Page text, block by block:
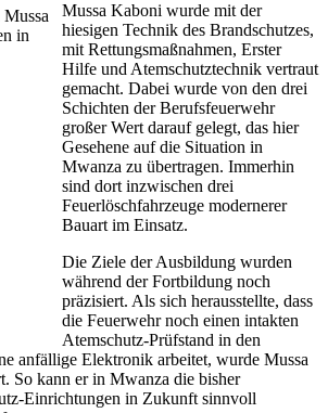
Mussa Kaboni wurde mit der
hiesigen Technik des Brandschutzes,
mit Rettungsmaßnahmen, Erster
Hilfe und Atemschutztechnik vertraut
gemacht. Dabei wurde von den drei
Schichten der Berufsfeuerwehr
großer Wert darauf gelegt, das hier
Gesehene auf die Situation in
Mwanza zu übertragen. Immerhin
sind dort inzwischen drei
Feuerlöschfahrzeuge modernerer
Bauart im Einsatz.
Die Ziele der Ausbildung wurden
während der Fortbildung noch
präzisiert. Als sich herausstellte, dass
die Feuerwehr noch einen intakten
Atemschutz-Prüfstand in den
anfällige Elektronik arbeitet, wurde Mussa
So kann er in Mwanza die bisher
Einrichtungen in Zukunft sinnvoll